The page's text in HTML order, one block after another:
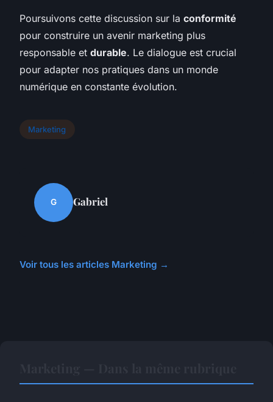
Poursuivons cette discussion sur la conformité
pour construire un avenir marketing plus
responsable et durable. Le dialogue est crucial
pour adapter nos pratiques dans un monde
numérique en constante évolution.
Marketing
G Gabriel
Voir tous les articles Marketing →